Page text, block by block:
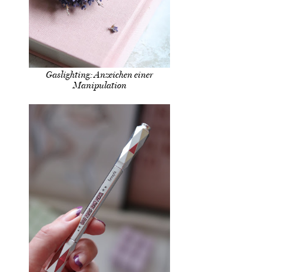
Gaslighting: Anzeichen einer
Manipulation